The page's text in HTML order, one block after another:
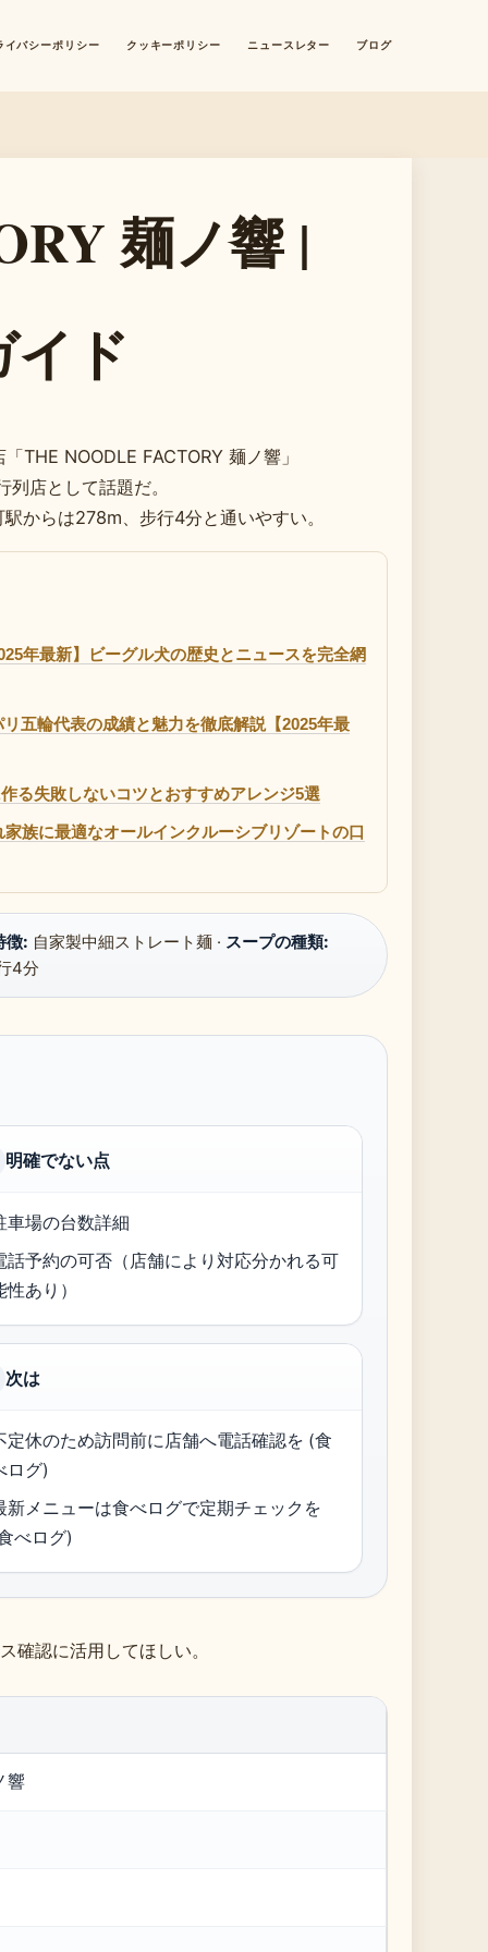
イバシーポリシー クッキーポリシー ニュースレター ブログ
麺ノ響 |
ド
THE NOODLE FACTORY 麺ノ響」
店として話題だ。
からは278m、步行4分と通いやすい。
年最新】ビーグル犬の歴史とニュースを完全網
五輪代表の成績と魅力を徹底解説【2025年最
る失敗しないコツとおすすめアレンジ5選
族に最適なオールインクルーシブリゾートの口
徴: 自家製中細ストレート麺 · スープの種類:
4分
明確でない点
車場の台数詳細
話予約の可否（店舗により対応分かれる可
性あり）
次は
定休のため訪問前に店舗へ電話確認を (食
ログ)
新メニューは食べログで定期チェックを
べログ)
確認に活用してほしい。
響